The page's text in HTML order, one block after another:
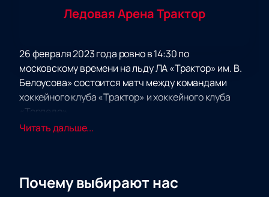
Ледовая Арена Трактор
26 февраля 2023 года ровно в 14:30 по
московскому времени на льду ЛА «Трактор» им. В.
Белоусова» состоится матч между командами
хоккейного клуба «Трактор» и хоккейного клуба
«Торпедо».
«Трактор» - знаменитый челябинский хоккейный
стала выступать в чемпионате страны, с каждым
Читать дальше...
Почему выбирают нас